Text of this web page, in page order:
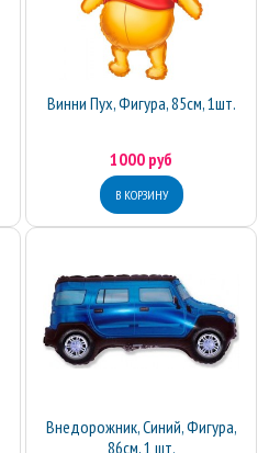
Винни Пух, Фигура, 85см, 1шт.
1000 руб
Внедорожник, Синий, Фигура,
86см, 1 шт.